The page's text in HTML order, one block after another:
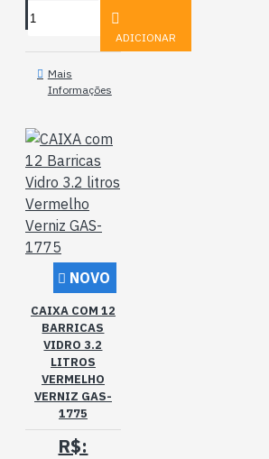
ADICIONAR
Mais
Informações
NOVO
CAIXA COM 12
BARRICAS
VIDRO 3.2
LITROS
VERMELHO
VERNIZ GAS-
1775
R$: